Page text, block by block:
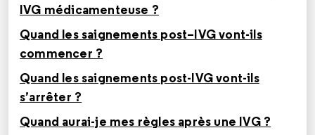
IVG médicamenteuse ?
Quand les saignements post–IVG vont-ils
commencer ?
Quand les saignements post-IVG vont-ils
s’arrêter ?
Quand aurai-je mes règles après une IVG ?